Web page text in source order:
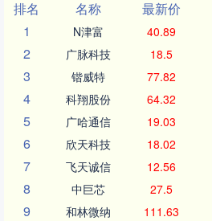
排名
名称 最新价
1
N津富 40.89
2 广脉科技 18.5
3 锴威特 77.82
4 科翔股份 64.32
5 广哈通信 19.03
6 欣天科技 18.02
7 飞天诚信 12.56
8 中巨芯 27.5
9 和林微纳 111.63